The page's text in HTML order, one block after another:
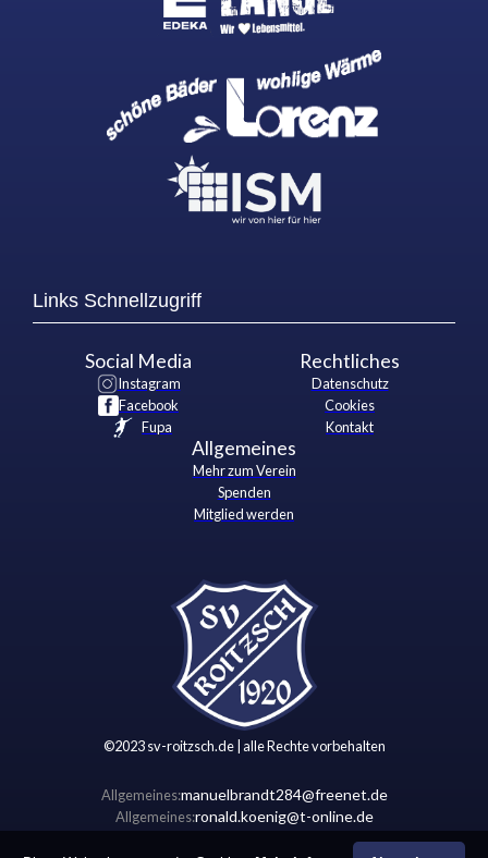
Links Schnellzugriff
Social Media
Instagram
Facebook
Fupa
Rechtliches
Datenschutz
Cookies
Kontakt
Allgemeines
Mehr zum Verein
Spenden
Mitglied werden
©2023 sv-roitzsch.de | alle Rechte vorbehalten
Allgemeines:manuelbrandt284@freenet.de
Allgemeines:ronald.koenig@t-online.de